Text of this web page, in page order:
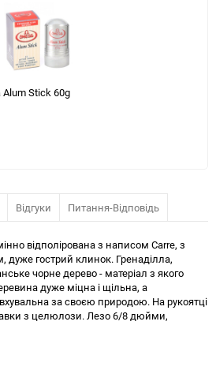
Alum Stick 60g
Відгуки Питання-Відповідь
відполірована з написом Carre, з
дуже гострий клинок. Гренаділла,
чорне дерево - матеріал з якого
дуже міцна і щільна, а
за своєю природою. На рукоятці
з целюлози. Лезо 6/8 дюйми,